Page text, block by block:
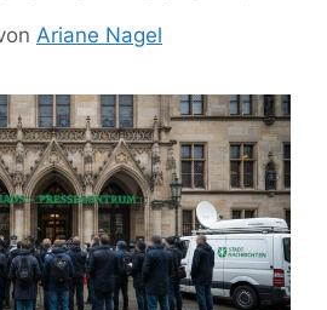
Ariane Nagel